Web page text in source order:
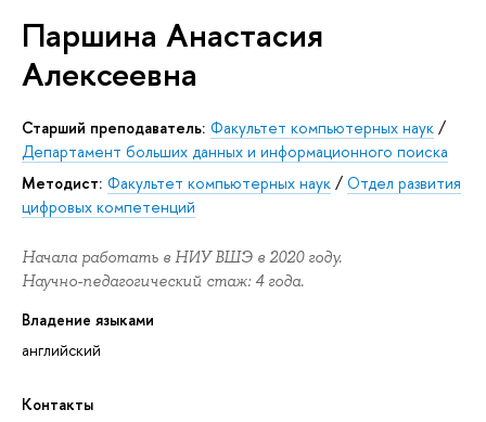
Паршина Анастасия
Алексеевна
Старший преподаватель: Факультет компьютерных наук /
Департамент больших данных и информационного поиска
Методист: Факультет компьютерных наук / Отдел развития
цифровых компетенций
Начала работать в НИУ ВШЭ в 2020 году.
Научно-педагогический стаж: 4 года.
Владение языками
английский
Контакты